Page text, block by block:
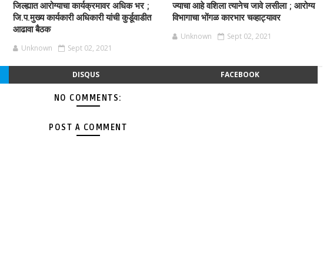
जिल्ह्यात आरोग्याचा कार्यक्रमावर अधिक भर ;
जि.प.मुख्य कार्यकारी अधिकारी यांची कुर्डूवाडीत
आढावा बैठक
Unknown Sept 02, 2021
ज्याचा आहे वशिला त्यानेच जावे लसीला ; आरोग्य
विभागाचा भोंगळ कारभार चव्हाट्यावर
Unknown Sept 02, 2021
DISQUS FACEBOOK
NO COMMENTS:
POST A COMMENT